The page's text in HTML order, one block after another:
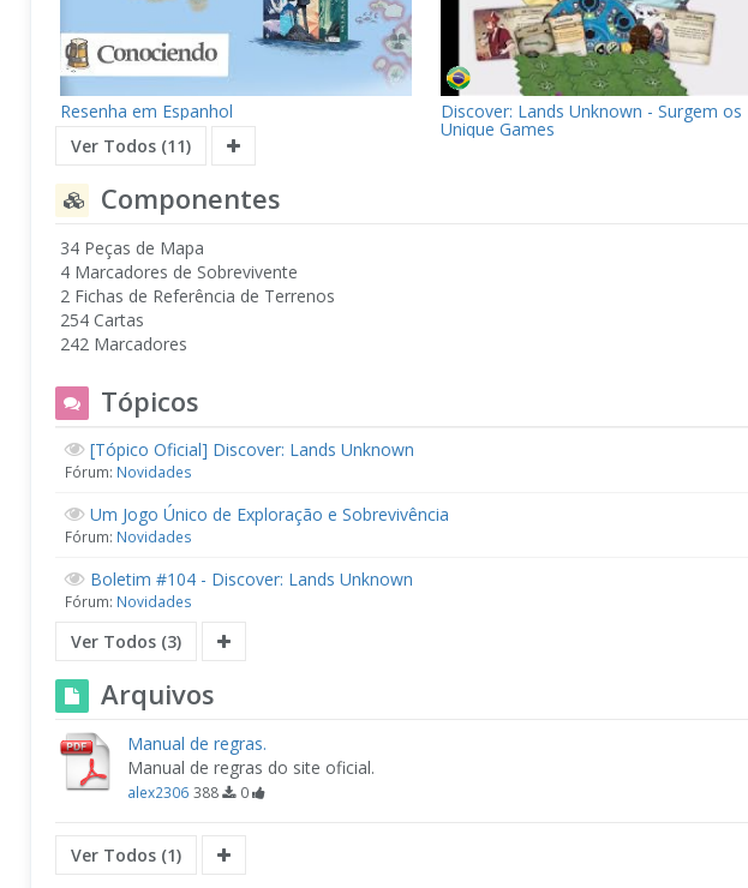
Resenha em Espanhol Discover: Lands Unknown - Surgem os
Unique Games
Ver Todos (11)
Componentes
34 Peças de Mapa
4 Marcadores de Sobrevivente
2 Fichas de Referência de Terrenos
254 Cartas
242 Marcadores
Tópicos
[Tópico Oficial] Discover: Lands Unknown
Fórum: Novidades
Um Jogo Único de Exploração e Sobrevivência
Fórum: Novidades
Boletim #104 - Discover: Lands Unknown
Fórum: Novidades
Ver Todos (3)
Arquivos
Manual de regras.
Manual de regras do site oficial.
alex2306 388 0
Ver Todos (1)